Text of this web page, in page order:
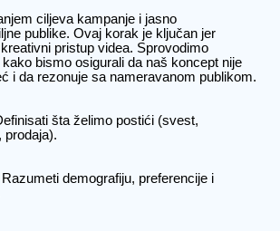
ciljeva kampanje i jasno
publike. Ovaj korak je ključan jer
pristup videa. Sprovodimo
bismo osigurali da naš koncept nije
i da rezonuje sa nameravanom publikom.
šta želimo postići (svest,
prodaja).
demografiju, preferencije i